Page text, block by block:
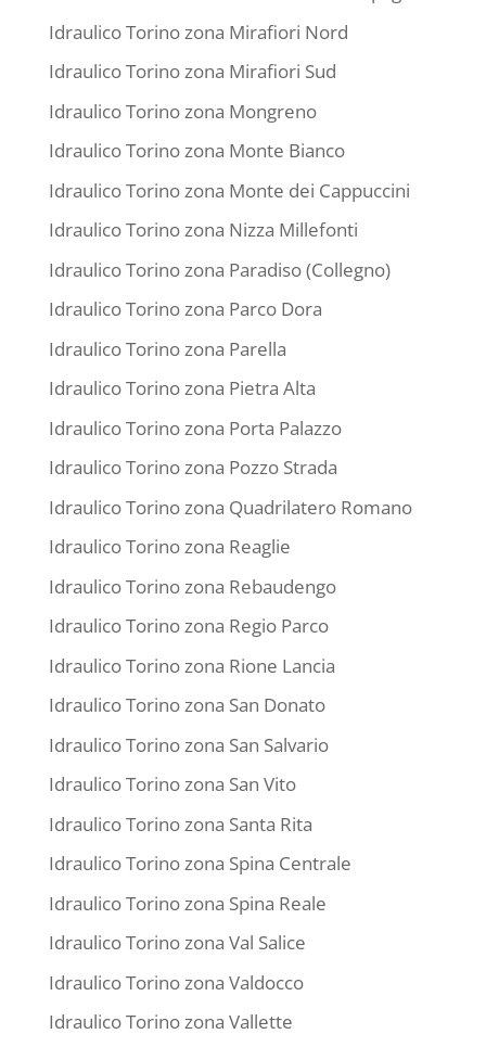
Idraulico Torino zona Mirafiori Nord
Idraulico Torino zona Mirafiori Sud
Idraulico Torino zona Mongreno
Idraulico Torino zona Monte Bianco
Idraulico Torino zona Monte dei Cappuccini
Idraulico Torino zona Nizza Millefonti
Idraulico Torino zona Paradiso (Collegno)
Idraulico Torino zona Parco Dora
Idraulico Torino zona Parella
Idraulico Torino zona Pietra Alta
Idraulico Torino zona Porta Palazzo
Idraulico Torino zona Pozzo Strada
Idraulico Torino zona Quadrilatero Romano
Idraulico Torino zona Reaglie
Idraulico Torino zona Rebaudengo
Idraulico Torino zona Regio Parco
Idraulico Torino zona Rione Lancia
Idraulico Torino zona San Donato
Idraulico Torino zona San Salvario
Idraulico Torino zona San Vito
Idraulico Torino zona Santa Rita
Idraulico Torino zona Spina Centrale
Idraulico Torino zona Spina Reale
Idraulico Torino zona Val Salice
Idraulico Torino zona Valdocco
Idraulico Torino zona Vallette